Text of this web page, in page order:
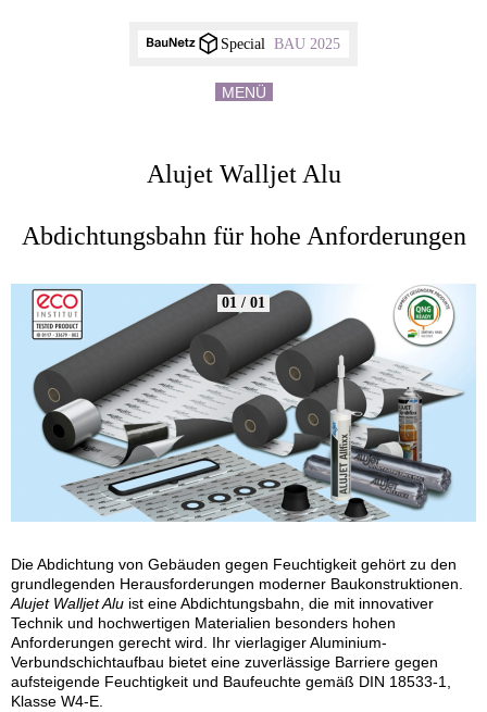
MENÜ
Special BAU 2025
Alujet Walljet Alu
Abdichtungsbahn für hohe Anforderungen
01 / 01
Die Abdichtung von Gebäuden gegen Feuchtigkeit gehört zu den
grundlegenden Herausforderungen moderner Baukonstruktionen.
Alujet Walljet Alu ist eine Abdichtungsbahn, die mit innovativer
Technik und hochwertigen Materialien besonders hohen
Anforderungen gerecht wird. Ihr vierlagiger Aluminium-
Verbundschichtaufbau bietet eine zuverlässige Barriere gegen
aufsteigende Feuchtigkeit und Baufeuchte gemäß DIN 18533-1,
Klasse W4-E.